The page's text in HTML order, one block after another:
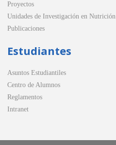
Proyectos
Unidades de Investigación en Nutrición
Publicaciones
Estudiantes
Asuntos Estudiantiles
Centro de Alumnos
Reglamentos
Intranet